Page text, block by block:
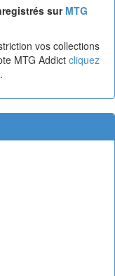
sur MTG
vos collections
MTG Addict cliquez
.